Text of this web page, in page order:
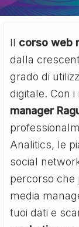
Il corso web
dalla
grado di
digitale. Con i
manager
Analitics, le
social
percorso che
media
tuoi dati e